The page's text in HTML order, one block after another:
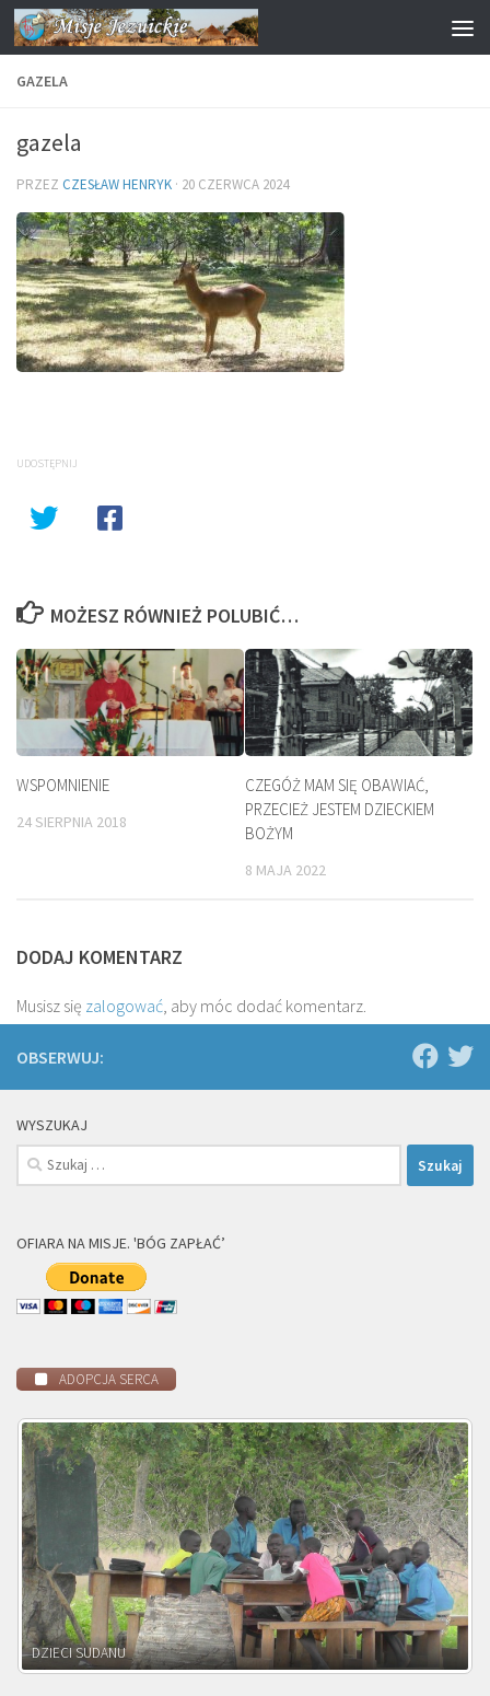
Przejdź do treści
GAZELA
gazela
PRZEZ CZESŁAW HENRYK · 20 CZERWCA 2024
UDOSTĘPNIJ
MOŻESZ RÓWNIEŻ POLUBIĆ…
WSPOMNIENIE
24 SIERPNIA 2018
CZEGÓŻ MAM SIĘ OBAWIAĆ,
PRZECIEŻ JESTEM DZIECKIEM
BOŻYM
8 MAJA 2022
DODAJ KOMENTARZ
Musisz się zalogować, aby móc dodać komentarz.
OBSERWUJ:
WYSZUKAJ
Szukaj:
OFIARA NA MISJE. 'BÓG ZAPŁAĆ’
ADOPCJA SERCA
DZIECI ZAMBII